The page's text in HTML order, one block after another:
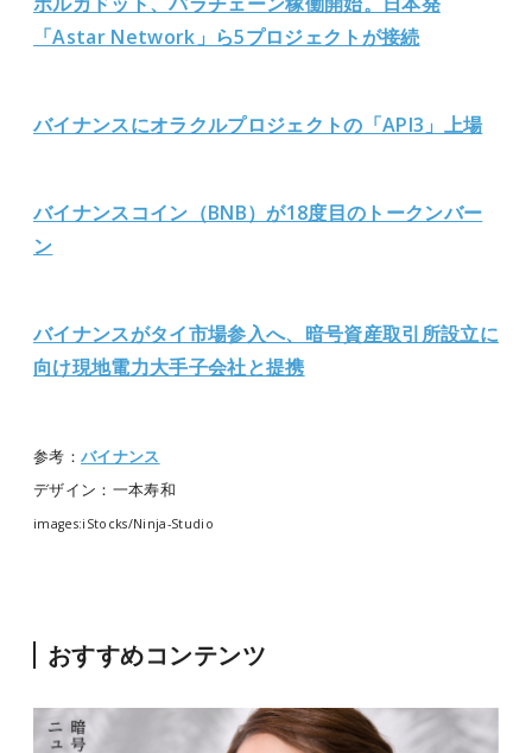
「Astar Network」ら5プロジェクトが接続
バイナンスにオラクルプロジェクトの「API3」上場
バイナンスコイン（BNB）が18度目のトークンバー
ン
バイナンスがタイ市場参入へ、暗号資産取引所設立に
向け現地電力大手子会社と提携
参考： バイナンス
デザイン：一本寿和
images:iStocks/Ninja-Studio
おすすめコンテンツ